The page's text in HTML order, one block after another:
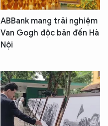
ABBank mang trải nghiệm
Van Gogh độc bản đến Hà
Nội